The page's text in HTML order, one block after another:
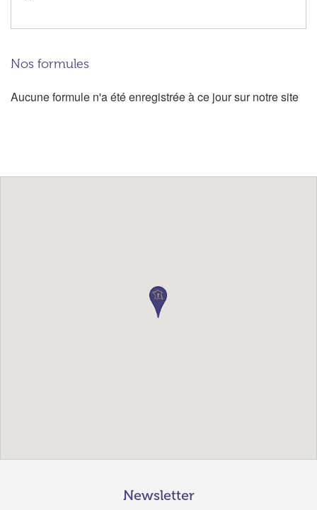
Nos formules
Aucune formule n'a été enregistrée à ce jour sur notre site
Newsletter